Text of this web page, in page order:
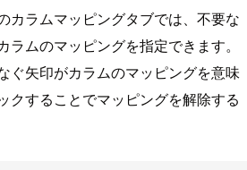
カラムマッピングタブでは、不要な
ラムのマッピングを指定できます。
ぐ矢印がカラムのマッピングを意味
クすることでマッピングを解除する